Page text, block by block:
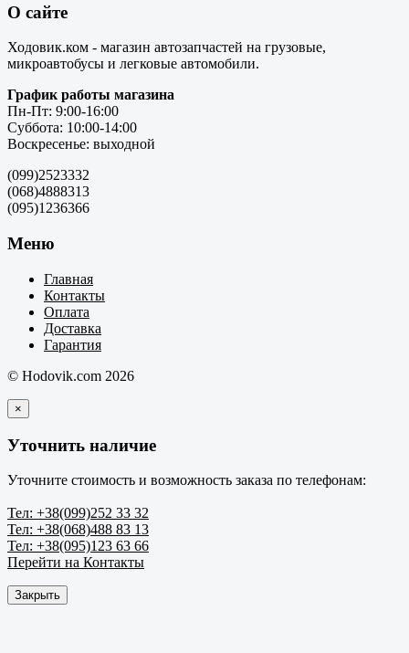
О сайте
Ходовик.ком - магазин автозапчастей на грузовые,
микроавтобусы и легковые автомобили.
График работы магазина
Пн-Пт: 9:00-16:00
Суббота: 10:00-14:00
Воскресенье: выходной
(099)2523332
(068)4888313
(095)1236366
Меню
Главная
Контакты
Оплата
Доставка
Гарантия
© Hodovik.com 2026
×
Уточнить наличие
Уточните стоимость и возможность заказа по телефонам:
Тел: +38(099)252 33 32
Тел: +38(068)488 83 13
Тел: +38(095)123 63 66
Перейти на Контакты
Закрыть